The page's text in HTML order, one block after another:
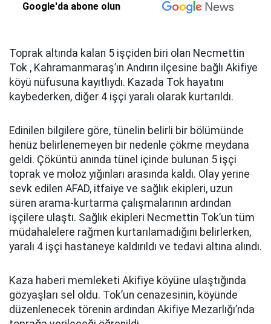
Google'da abone olun
Toprak altında kalan 5 işçiden biri olan Necmettin
Tok , Kahramanmaraş’ın Andırın ilçesine bağlı Akifiye
köyü nüfusuna kayıtlıydı. Kazada Tok hayatını
kaybederken, diğer 4 işçi yaralı olarak kurtarıldı.
Edinilen bilgilere göre, tünelin belirli bir bölümünde
henüz belirlenemeyen bir nedenle çökme meydana
geldi. Çöküntü anında tünel içinde bulunan 5 işçi
toprak ve moloz yığınları arasında kaldı. Olay yerine
sevk edilen AFAD, itfaiye ve sağlık ekipleri, uzun
süren arama-kurtarma çalışmalarının ardından
işçilere ulaştı. Sağlık ekipleri Necmettin Tok’un tüm
müdahalelere rağmen kurtarılamadığını belirlerken,
yaralı 4 işçi hastaneye kaldırıldı ve tedavi altına alındı.
Kaza haberi memleketi Akifiye köyüne ulaştığında
gözyaşları sel oldu. Tok’un cenazesinin, köyünde
düzenlenecek törenin ardından Akifiye Mezarlığı’nda